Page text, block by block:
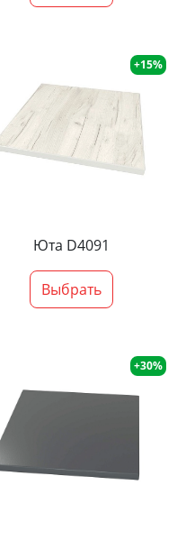
+15%
Юта D4091
Выбрать
+30%